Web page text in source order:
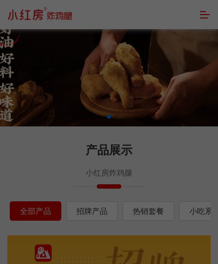
产品展示
小红房炸鸡腿
全部产品 招牌产品 热销套餐 小吃系